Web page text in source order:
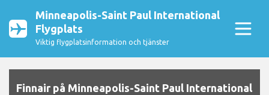
Minneapolis-Saint Paul International
Flygplats
Viktig flygplatsinformation och tjänster
Finnair på Minneapolis-Saint Paul International